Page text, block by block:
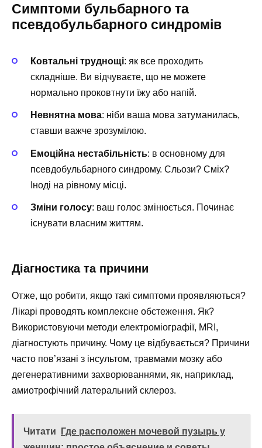
Симптоми бульбарного та
псевдобульбарного синдромів
Ковтальні труднощі: як все проходить
складніше. Ви відчуваєте, що не можете
нормально проковтнути їжу або напій.
Невнятна мова: ніби ваша мова затуманилась,
ставши важче зрозумілою.
Емоційна нестабільність: в основному для
псевдобульбарного синдрому. Сльози? Сміх?
Іноді на рівному місці.
Зміни голосу: ваш голос змінюється. Починає
існувати власним життям.
Діагностика та причини
Отже, що робити, якщо такі симптоми проявляються?
Лікарі проводять комплексне обстеження. Як?
Використовуючи методи електроміографії, MRI,
діагностують причину. Чому це відбувається? Причини
часто пов’язані з інсультом, травмами мозку або
дегенеративними захворюваннями, як, наприклад,
амиотрофічний латеральний склероз.
Читати
Где расположен мочевой пузырь у